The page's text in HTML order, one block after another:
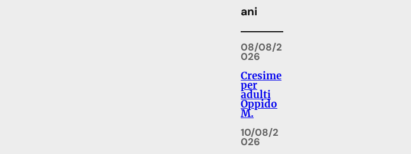
ani
08/08/2
026
Cresime
per
adulti
Oppido
M.
10/08/2
026